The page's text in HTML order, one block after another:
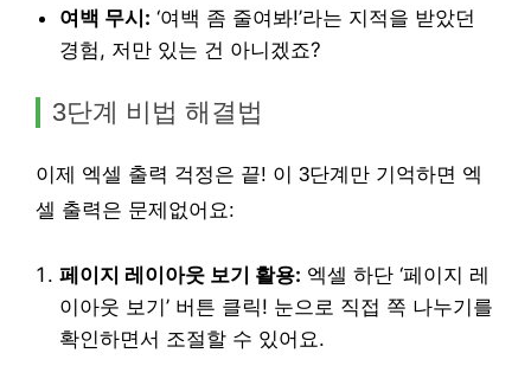
여백 무시: ‘여백 좀 줄여봐!’라는 지적을 받았던
경험, 저만 있는 건 아니겠죠?
3단계 비법 해결법
이제 엑셀 출력 걱정은 끝! 이 3단계만 기억하면 엑
셀 출력은 문제없어요:
페이지 레이아웃 보기 활용: 엑셀 하단 ‘페이지 레
이아웃 보기’ 버튼 클릭! 눈으로 직접 쪽 나누기를
확인하면서 조절할 수 있어요.